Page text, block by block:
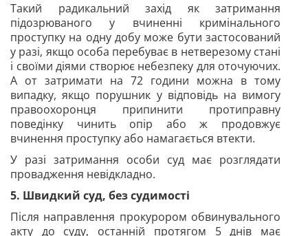
Такий радикальний захід як затримання
підозрюваного у вчиненні кримінального
проступку на одну добу може бути застосований
у разі, якщо особа перебуває в нетверезому стані
і своїми діями створює небезпеку для оточуючих.
А от затримати на 72 години можна в тому
випадку, якщо порушник у відповідь на вимогу
правоохоронця припинити протиправну
поведінку чинить опір або ж продовжує
вчинення проступку або намагається втекти.
У разі затримання особи суд має розглядати
провадження невідкладно.
5. Швидкий суд, без судимості
Після направлення прокурором обвинувального
акту до суду, останній протягом 5 днів має